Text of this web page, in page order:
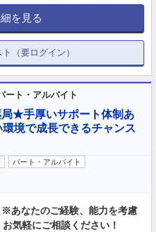
を見る
（要ログイン）
ート・アルバイト
★手厚いサポート体制あ
境で成長できるチャンス
パート・アルバイト
あなたのご経験、能力を考慮
気軽にご相談ください！